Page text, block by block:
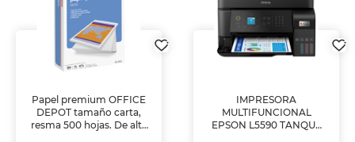
Papel premium OFFICE
DEPOT tamaño carta,
resma 500 hojas. De alta
IMPRESORA
MULTIFUNCIONAL
EPSON L5590 TANQUE